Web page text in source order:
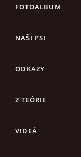
FOTOALBUM
NAŠI PSI
ODKAZY
Z TEÓRIE
VIDEÁ